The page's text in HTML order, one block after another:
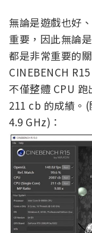
無論是遊戲也好
重要，因此無論
都是非常重要的
CINEBENCH
不僅整體 CPU
211 cb 的成績
4.9 GHz)：